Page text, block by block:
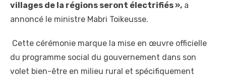
villages de la régions seront électrifiés », a
annoncé le ministre Mabri Toikeusse.
Cette cérémonie marque la mise en œuvre officielle
du programme social du gouvernement dans son
volet bien-être en milieu rural et spécifiquement